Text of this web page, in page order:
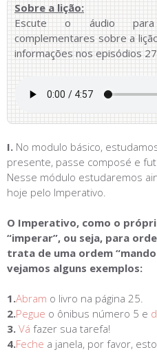
Sobre a lição:
Escute o áudio para
complementares sobre a
informações nos episódios
I. No modulo básico,
presente, passe composé e
Nesse módulo estudaremos
hoje pelo Imperativo.
O Imperativo, como o
“imperar”, ou seja, para
trata de uma ordem
vejamos alguns exemplos:
1.Abram o livro na página 25.
2.Pegue o ônibus número 5 e
3. Vá fazer sua tarefa!
4.Feche a janela, por favor,